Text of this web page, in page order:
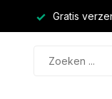
Gratis